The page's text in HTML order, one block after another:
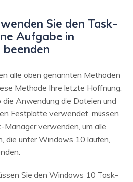
Sie den Task-
Aufgabe in
alle oben genannten Methoden
Methode Ihre letzte Hoffnung.
die Anwendung die Dateien und
Festplatte verwendet, müssen
verwenden, um alle
die unter Windows 10 laufen,
Sie den Windows 10 Task-